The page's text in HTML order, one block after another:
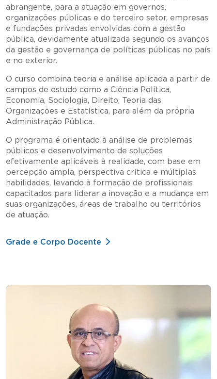
abrangente, para a atuação em governos,
organizações públicas e do terceiro setor, empresas
e fundações privadas envolvidas com a gestão
pública, devidamente atualizada segundo os avanços
da gestão e governança de políticas públicas no país
e no exterior.
O curso combina teoria e análise aplicada a partir de
campos de estudo como a Ciência Política,
Economia, Sociologia, Direito, Teoria das
Organizações e Estatística, para além da própria
Administração Pública.
O programa é orientado à análise de problemas
públicos e desenvolvimento de soluções
efetivamente aplicáveis à realidade, com base em
percepção ampla, perspectiva crítica e múltiplas
habilidades, levando à formação de profissionais
capacitados para liderar a inovação e a mudança em
suas organizações, áreas de trabalho ou territórios
de atuação.
Grade e Corpo Docente